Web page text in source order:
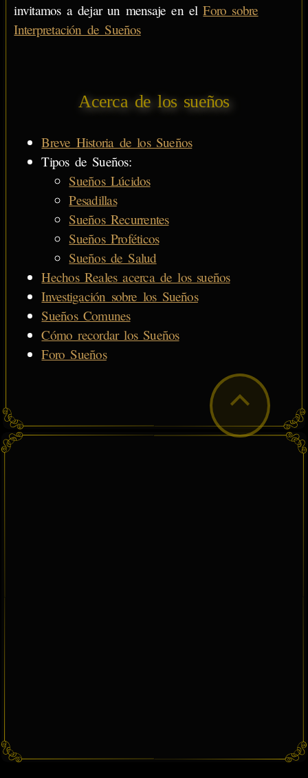
invitamos a dejar un mensaje en elForo sobre
Interpretación de Sueños
Acerca de los sueños
Breve Historia de los Sueños
Tipos de Sueños:
Sueños Lúcidos
Pesadillas
Sueños Recurrentes
Sueños Proféticos
Sueños de Salud
Hechos Reales acerca de los sueños
Investigación sobre los Sueños
Sueños Comunes
Cómo recordar los Sueños
Foro Sueños